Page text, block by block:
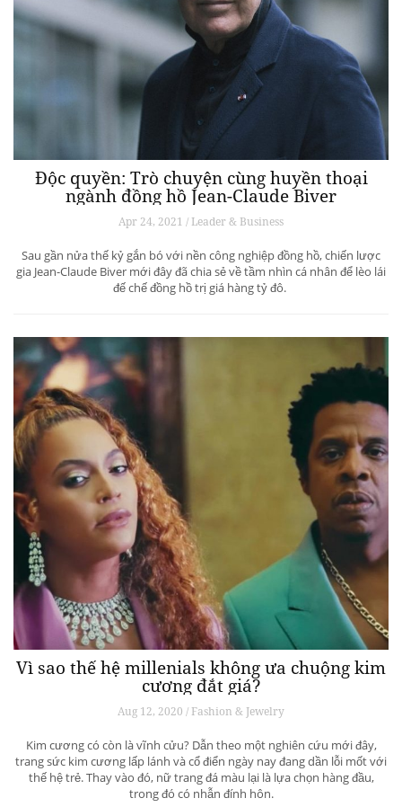
Độc quyền: Trò chuyện cùng huyền thoại
ngành đồng hồ Jean-Claude Biver
Apr 24, 2021 / Leader & Business
Sau gần nửa thế kỷ gắn bó với nền công nghiệp đồng hồ, chiến lược
gia Jean-Claude Biver mới đây đã chia sẻ về tầm nhìn cá nhân để lèo lái
đế chế đồng hồ trị giá hàng tỷ đô.
Vì sao thế hệ millenials không ưa chuộng kim
cương đắt giá?
Aug 12, 2020 / Fashion & Jewelry
Kim cương có còn là vĩnh cửu? Dẫn theo một nghiên cứu mới đây,
trang sức kim cương lấp lánh và cổ điển ngày nay đang dần lỗi mốt với
thế hệ trẻ. Thay vào đó, nữ trang đá màu lại là lựa chọn hàng đầu,
trong đó có nhẫn đính hôn.